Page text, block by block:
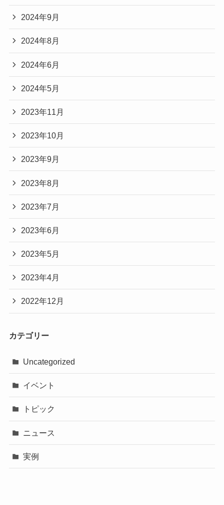
2024年9月
2024年8月
2024年6月
2024年5月
2023年11月
2023年10月
2023年9月
2023年8月
2023年7月
2023年6月
2023年5月
2023年4月
2022年12月
カテゴリー
Uncategorized
イベント
トピック
ニュース
実例